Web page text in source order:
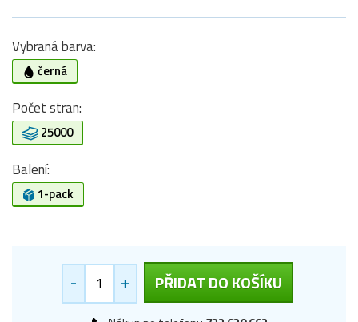
Vybraná barva:
černá
Počet stran:
25000
Balení:
1-pack
- + PŘIDAT DO KOŠÍKU